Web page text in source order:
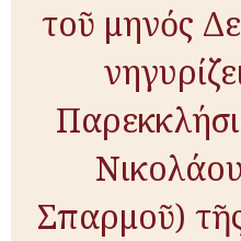
τοῦ μη­νός
Σπαρμοῦ)